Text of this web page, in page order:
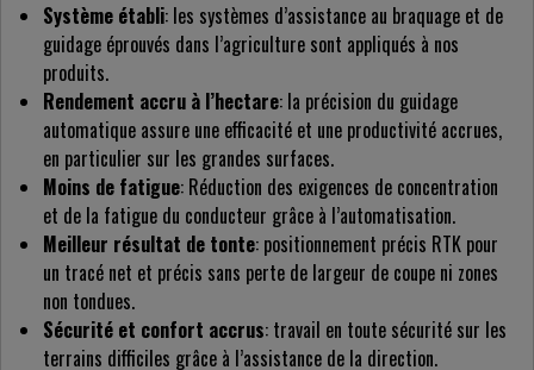
Système établi: les systèmes d’assistance au braquage et de
guidage éprouvés dans l’agriculture sont appliqués à nos
produits.
Rendement accru à l’hectare: la précision du guidage
automatique assure une efficacité et une productivité accrues,
en particulier sur les grandes surfaces.
Moins de fatigue: Réduction des exigences de concentration
et de la fatigue du conducteur grâce à l’automatisation.
Meilleur résultat de tonte: positionnement précis RTK pour
un tracé net et précis sans perte de largeur de coupe ni zones
non tondues.
Sécurité et confort accrus: travail en toute sécurité sur les
terrains difficiles grâce à l’assistance de la direction.